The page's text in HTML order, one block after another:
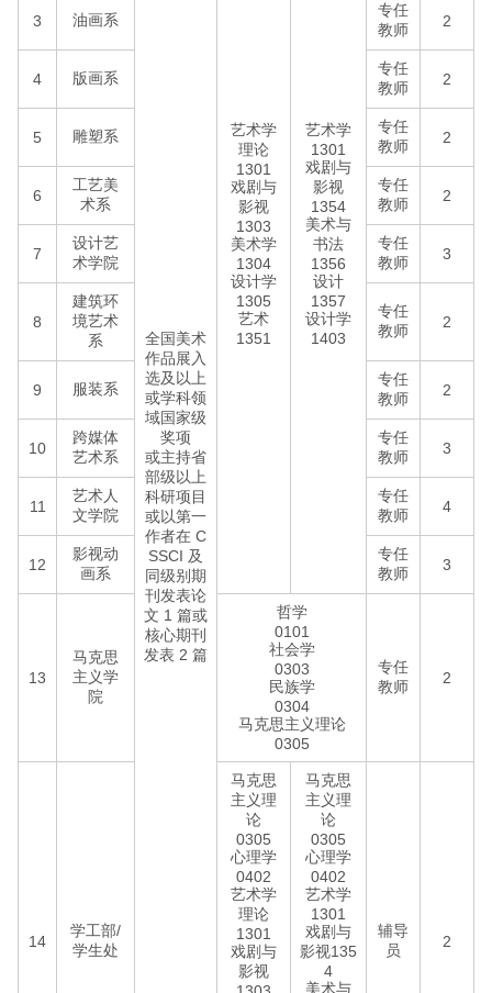
全国美术
作品展入
选及以上
或学科领
域国家级
奖项
或主持省
部级以上
科研项目
或以第一
作者在 C
SSCI 及
同级别期
刊发表论
文 1 篇或
核心期刊
发表 2 篇
艺术学
理论
1301
戏剧与
影视
1303
美术学
1304
设计学
1305
艺术
1351
艺术学
1301
戏剧与
影视
1354
美术与
书法
1356
设计
1357
设计学
1403
3 油画系
专任
教师
2
4 版画系
专任
教师
2
5 雕塑系
专任
教师
2
6
工艺美
术系
专任
教师
2
7
设计艺
术学院
专任
教师
3
8
建筑环
境艺术
系
专任
教师
2
9 服装系
专任
教师
2
10
跨媒体
艺术系
专任
教师
3
11
艺术人
文学院
专任
教师
4
12
影视动
画系
专任
教师
3
13
马克思
主义学
院
哲学
0101
社会学
0303
民族学
0304
马克思主义理论
0305
专任
教师
2
14
学工部/
学生处
马克思
主义理
论
0305
心理学
0402
艺术学
理论
1301
戏剧与
影视
马克思
主义理
论
0305
心理学
0402
艺术学
1301
戏剧与
影视135
4
美术与
辅导
员
2